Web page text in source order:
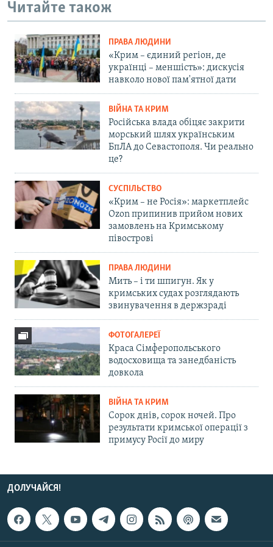
Читайте також
ПРАВА ЛЮДИНИ
«Крим – єдиний регіон, де
українці – меншість»: дискусія
навколо нової пам'ятної дати
ВІЙНА ТА КРИМ
Російська влада обіцяє закрити
морський шлях українським
БпЛА до Севастополя. Чи реально
це?
СУСПІЛЬСТВО
«Крим – не Росія»: маркетплейс
Ozon припинив прийом нових
замовлень на Кримському
півострові
ПРАВА ЛЮДИНИ
Мить – і ти шпигун. Як у
кримських судах розглядають
звинувачення в держзраді
ФОТОГАЛЕРЕЇ
Краса Сімферопольського
водосховища та занедбаність
довкола
ВІЙНА ТА КРИМ
Сорок днів, сорок ночей. Про
результати кримської операції з
примусу Росії до миру
ДОЛУЧАЙСЯ!